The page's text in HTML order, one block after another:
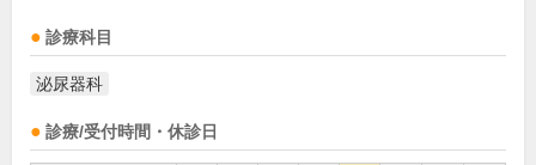
診療科目
泌尿器科
診療/受付時間・休診日